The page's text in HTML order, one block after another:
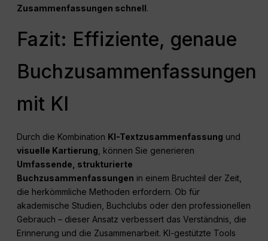
Zusammenfassungen schnell.
Fazit: Effiziente, genaue
Buchzusammenfassungen
mit KI
Durch die Kombination KI-Textzusammenfassung und
visuelle Kartierung , können Sie generieren
Umfassende, strukturierte
Buchzusammenfassungen in einem Bruchteil der Zeit,
die herkömmliche Methoden erfordern. Ob für
akademische Studien, Buchclubs oder den professionellen
Gebrauch – dieser Ansatz verbessert das Verständnis, die
Erinnerung und die Zusammenarbeit. KI-gestützte Tools